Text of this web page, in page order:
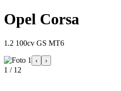
Opel Corsa
1.2 100cv GS MT6
‹ ›
1 / 12